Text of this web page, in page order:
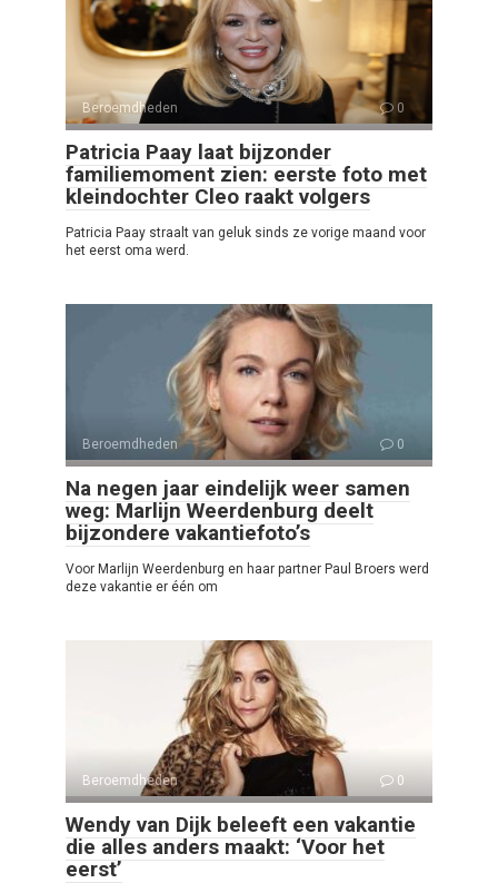
Beroemdheden 0
Patricia Paay laat bijzonder
familiemoment zien: eerste foto met
kleindochter Cleo raakt volgers
Patricia Paay straalt van geluk sinds ze vorige maand voor
het eerst oma werd.
Beroemdheden 0
Na negen jaar eindelijk weer samen
weg: Marlijn Weerdenburg deelt
bijzondere vakantiefoto’s
Voor Marlijn Weerdenburg en haar partner Paul Broers werd
deze vakantie er één om
Beroemdheden 0
Wendy van Dijk beleeft een vakantie
die alles anders maakt: ‘Voor het
eerst’